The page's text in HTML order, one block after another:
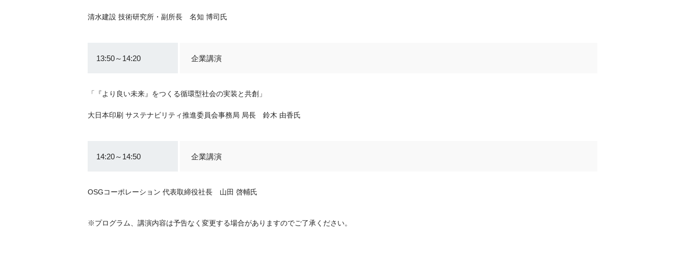
清水建設 技術研究所・副所長 名知 博司氏
13:50～14:20 企業講演
「『より良い未来』をつくる循環型社会の実装と共創」
大日本印刷 サステナビリティ推進委員会事務局 局長 鈴木 由香氏
14:20～14:50 企業講演
OSGコーポレーション 代表取締役社長 山田 啓輔氏
※プログラム、講演内容は予告なく変更する場合がありますのでご了承ください。